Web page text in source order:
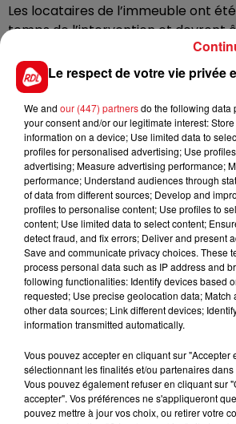
Les locataires de l’immeuble ont
temps de l’intervention et devront
comme les propriétaires de la
d'un dégât des eaux.
FIL D'ACTUS
15 juillet 2026
BÉTHUNE: ENQUÊTE POUR
VOLONTAIRE EN COURS,
Selon les premiers éléments, le
à des prostituées
Le respect de votre vie privée
We and our (447) partnersdo the following data
your consent and/or our legitimate interest:
information on a device; Use limited data to
profiles for personalised advertising; Use
advertising; Measure advertising performance;
performance; Understand audiences through
of data from different sources; Develop and
profiles to personalise content; Use profiles to
content; Use limited data to select content;
detect fraud, and fix errors; Deliver and present
Save and communicate privacy choices. These
process personal data such as IP address and
following functionalities: Identify devices based
requested; Use precise geolocation data; Match
other data sources; Link different devices;
information transmitted automatically.
Vous pouvez accepter en cliquant sur "Accepter
sélectionnant les finalités et/ou partenaires dans
Vous pouvez également refuser en cliquant sur
accepter". Vos préférences ne s'appliqueront
pouvez mettre à jour vos choix, ou retirer votre